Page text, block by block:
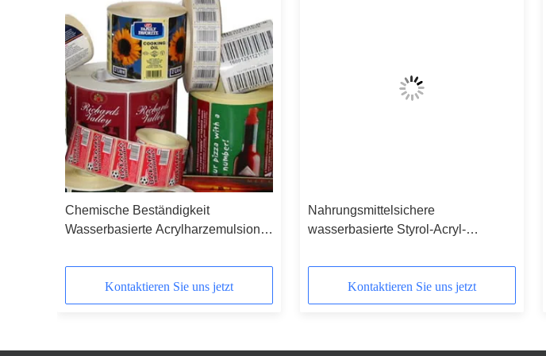
Chemische Beständigkeit
Wasserbasierte Acrylharzemulsion
Kontaktieren Sie uns jetzt
Nahrungsmittelsichere
wasserbasierte Styrol-Acryl-
Lebensmittelverpackungsinten
Kontaktieren Sie uns jetzt